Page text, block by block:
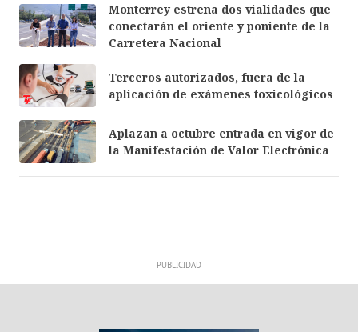
Monterrey estrena dos vialidades que
conectarán el oriente y poniente de la
Carretera Nacional
Terceros autorizados, fuera de la
aplicación de exámenes toxicológicos
Aplazan a octubre entrada en vigor de
la Manifestación de Valor Electrónica
PUBLICIDAD